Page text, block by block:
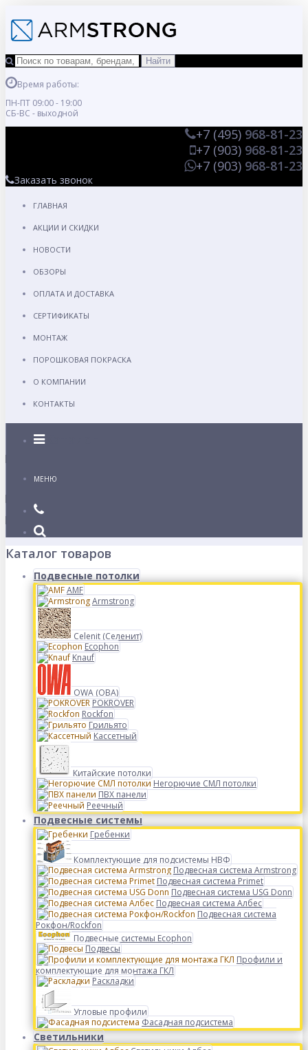
Время работы:
ПН-ПТ 09:00 - 19:00
СБ-ВС - выходной
+7 (495) 968-81-23
+7 (903) 968-81-23
+7 (903) 968-81-23
Заказать звонок
ГЛАВНАЯ
АКЦИИ И СКИДКИ
НОВОСТИ
ОБЗОРЫ
ОПЛАТА И ДОСТАВКА
СЕРТИФИКАТЫ
МОНТАЖ
ПОРОШКОВАЯ ПОКРАСКА
О КОМПАНИИ
КОНТАКТЫ
Каталог
МЕНЮ
Каталог товаров
Подвесные потолки
AMF
Armstrong
Celenit (Селенит)
Ecophon
Knauf
OWA (ОВА)
POKROVER
Rockfon
Грильято
Кассетный
Китайские потолки
Негорючие СМЛ потолки
ПВХ панели
Реечный
Подвесные системы
Гребенки
Комплектующие для подсистемы НВФ
Подвесная система Armstrong
Подвесная система Primet
Подвесная система USG Donn
Подвесная система Албес
Подвесная система
Рокфон/Rockfon
Подвесные системы Ecophon
Подвесы
Профили и
комплектующие для монтажа ГКЛ
Раскладки
Угловые профили
Фасадная подсистема
Светильники